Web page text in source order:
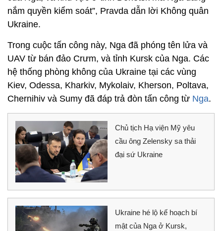
nắm quyền kiểm soát”, Pravda dẫn lời Không quân
Ukraine.
Trong cuộc tấn công này, Nga đã phóng tên lửa và
UAV từ bán đảo Crưm, và tỉnh Kursk của Nga. Các
hệ thống phòng không của Ukraine tại các vùng
Kiev, Odessa, Kharkiv, Mykolaiv, Kherson, Poltava,
Chernihiv và Sumy đã đáp trả đòn tấn công từ Nga.
Chủ tịch Hạ viện Mỹ yêu
cầu ông Zelensky sa thải
đại sứ Ukraine
Ukraine hé lộ kế hoạch bí
mật của Nga ở Kursk,